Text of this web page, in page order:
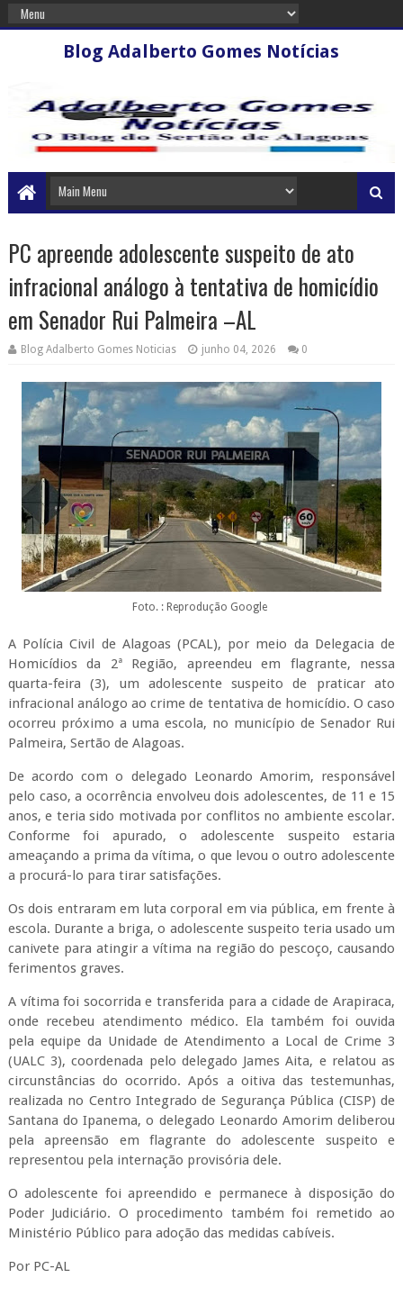
Blog Adalberto Gomes Notícias
PC apreende adolescente suspeito de ato
infracional análogo à tentativa de homicídio
em Senador Rui Palmeira –AL
Blog Adalberto Gomes Noticias junho 04, 2026 0
Foto. : Reprodução Google
A Polícia Civil de Alagoas (PCAL), por meio da Delegacia de
Homicídios da 2ª Região, apreendeu em flagrante, nessa
quarta-feira (3), um adolescente suspeito de praticar ato
infracional análogo ao crime de tentativa de homicídio. O caso
ocorreu próximo a uma escola, no município de Senador Rui
Palmeira, Sertão de Alagoas.
De acordo com o delegado Leonardo Amorim, responsável
pelo caso, a ocorrência envolveu dois adolescentes, de 11 e 15
anos, e teria sido motivada por conflitos no ambiente escolar.
Conforme foi apurado, o adolescente suspeito estaria
ameaçando a prima da vítima, o que levou o outro adolescente
a procurá-lo para tirar satisfações.
Os dois entraram em luta corporal em via pública, em frente à
escola. Durante a briga, o adolescente suspeito teria usado um
canivete para atingir a vítima na região do pescoço, causando
ferimentos graves.
A vítima foi socorrida e transferida para a cidade de Arapiraca,
onde recebeu atendimento médico. Ela também foi ouvida
pela equipe da Unidade de Atendimento a Local de Crime 3
(UALC 3), coordenada pelo delegado James Aita, e relatou as
circunstâncias do ocorrido. Após a oitiva das testemunhas,
realizada no Centro Integrado de Segurança Pública (CISP) de
Santana do Ipanema, o delegado Leonardo Amorim deliberou
pela apreensão em flagrante do adolescente suspeito e
representou pela internação provisória dele.
O adolescente foi apreendido e permanece à disposição do
Poder Judiciário. O procedimento também foi remetido ao
Ministério Público para adoção das medidas cabíveis.
Por PC-AL